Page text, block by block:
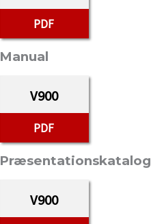
PDF
Manual
V900
PDF
Præsentationskatalog
V900